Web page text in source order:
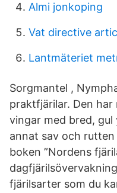
Almi jonkoping
Vat directive
Lantmäteriet
Sorgmantel ,
praktfjärilar. Den
vingar med bred,
annat sav och
boken ”Nordens
fjärilsarter som du